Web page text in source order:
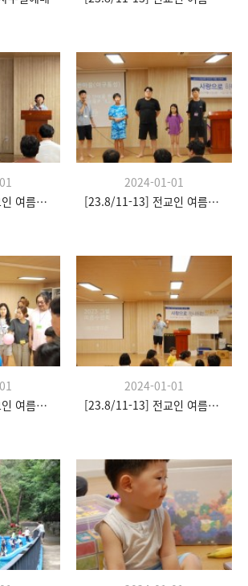
[23.8/11-13] 전교인 여름수련회
2024-01-01
[23.8/11-13] 전교인 여름수련회
[23.8/11-13] 전교인 여름수련회
2024-01-01
[23.8/11-13] 전교인 여름수련회